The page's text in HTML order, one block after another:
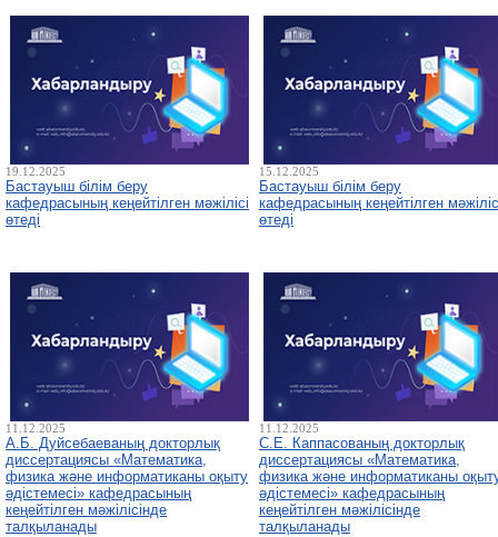
19.12.2025
Бастауыш білім беру
кафедрасының кеңейтілген мәжілісі
өтеді
15.12.2025
Бастауыш білім беру
кафедрасының кеңейтілген
өтеді
11.12.2025
А.Б. Дуйсебаеваның докторлық
диссертациясы «Математика,
физика және информатиканы оқыту
әдістемесі» кафедрасының
кеңейтілген мәжілісінде
талқыланады
11.12.2025
С.Е. Каппасованың докторлық
диссертациясы «Математика,
физика және информатиканы
әдістемесі» кафедрасының
кеңейтілген мәжілісінде
талқыланады